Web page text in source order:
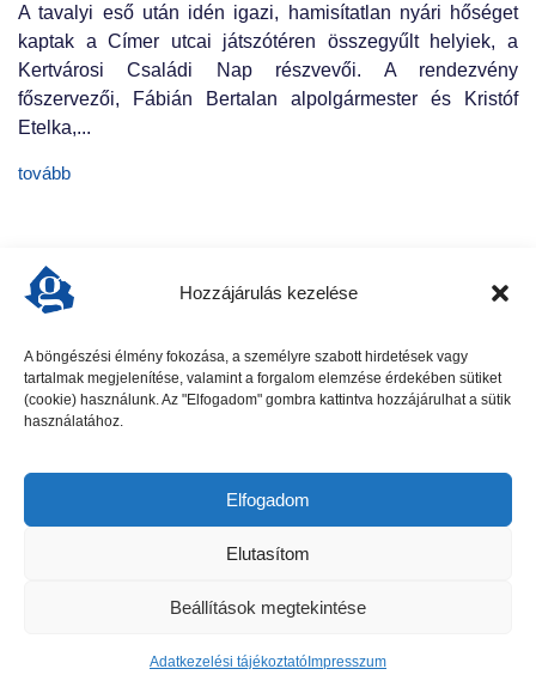
Hozzájárulás kezelése
A böngészési élmény fokozása, a személyre szabott hirdetések vagy
tartalmak megjelenítése, valamint a forgalom elemzése érdekében sütiket
(cookie) használunk. Az "Elfogadom" gombra kattintva hozzájárulhat a sütik
használatához.
Elfogadom
Elutasítom
Beállítások megtekintése
Adatkezelési tájékoztató Impresszum
A tavalyi eső után idén igazi, hamisítatlan nyári hőséget
kaptak a Címer utcai játszótéren összegyűlt helyiek, a
Kertvárosi Családi Nap részvevői. A rendezvény
főszervezői, Fábián Bertalan alpolgármester és Kristóf
Etelka,...
tovább
előző cikk következő cikk
Gödöllői Szolgálat - Minden jog fenntartva
Kapcsolat